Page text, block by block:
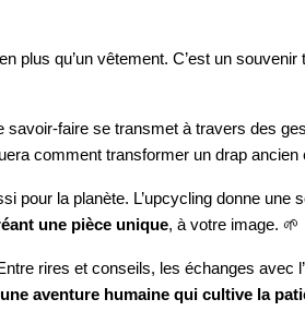
plus qu’un vêtement. C’est un
faire se transmet à travers des
comment transformer un drap
pour la planète. L’upcycling donne
une pièce unique, à votre image. 🌱
rires et conseils, les échanges
une aventure humaine qui cultive la